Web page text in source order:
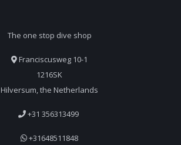
The one stop dive shop
Franciscusweg 10-1
1216SK
Hilversum, the Netherlands
+31 356313499
+31648511848